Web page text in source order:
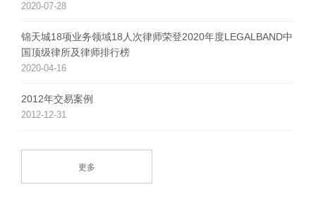
2020-07-28
锦天城18项业务领域18人次律师荣登2020年度LEGALBAND中
国顶级律所及律师排行榜
2020-04-16
2012年交易案例
2012-12-31
更多